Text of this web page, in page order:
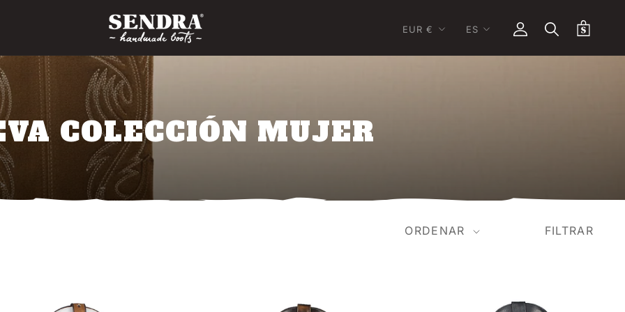
Moneda
EUR € Idioma
ES
COLECCIÓN MUJER
FILTRAR
ORDENAR